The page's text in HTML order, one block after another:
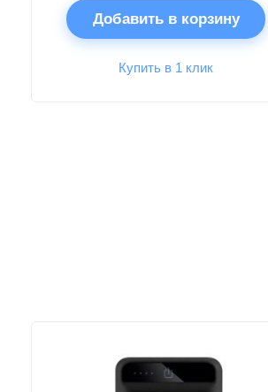
Добавить в корзину
Купить в 1 клик